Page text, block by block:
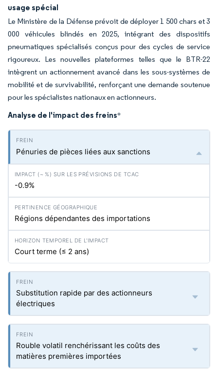
usage spécial
Le Ministère de la Défense prévoit de déployer 1 500 chars et 3
000 véhicules blindés en 2025, intégrant des dispositifs
pneumatiques spécialisés conçus pour des cycles de service
rigoureux. Les nouvelles plateformes telles que le BTR-22
intègrent un actionnement avancé dans les sous-systèmes de
mobilité et de survivabilité, renforçant une demande soutenue
pour les spécialistes nationaux en actionneurs.
Analyse de l'impact des freins*
Pénuries de pièces liées aux sanctions
-0.9%
Régions dépendantes des importations
Court terme (≤ 2 ans)
Substitution rapide par des actionneurs
électriques
Rouble volatil renchérissant les coûts des
matières premières importées